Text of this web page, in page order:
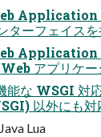
ターフェイス
Application
アプリケー
能な WSGI 対
以外にも
Lua